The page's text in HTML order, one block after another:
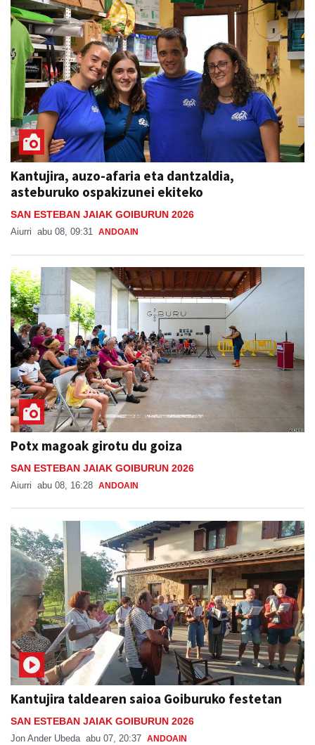
Kantujira, auzo-afaria eta dantzaldia,
asteburuko ospakizunei ekiteko
SAN ESTEBAN JAIAK GOIBURUN 2026
Aiurri abu 08, 09:31 ANDOAIN
Potx magoak girotu du goiza
SAN ESTEBAN JAIAK GOIBURUN 2026
Aiurri abu 08, 16:28 ANDOAIN
Kantujira taldearen saioa Goiburuko festetan
SAN ESTEBAN JAIAK GOIBURUN 2026
Jon Ander Ubeda abu 07, 20:37 ANDOAIN